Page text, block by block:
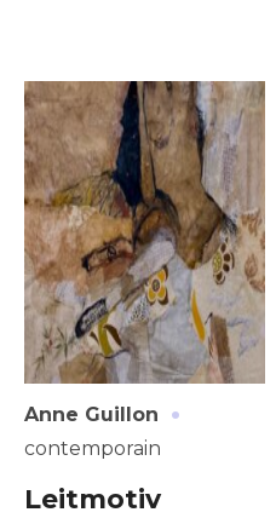
Anne Guillon ·
contemporain
Leitmotiv